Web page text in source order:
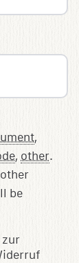
zur
,
, other.
be